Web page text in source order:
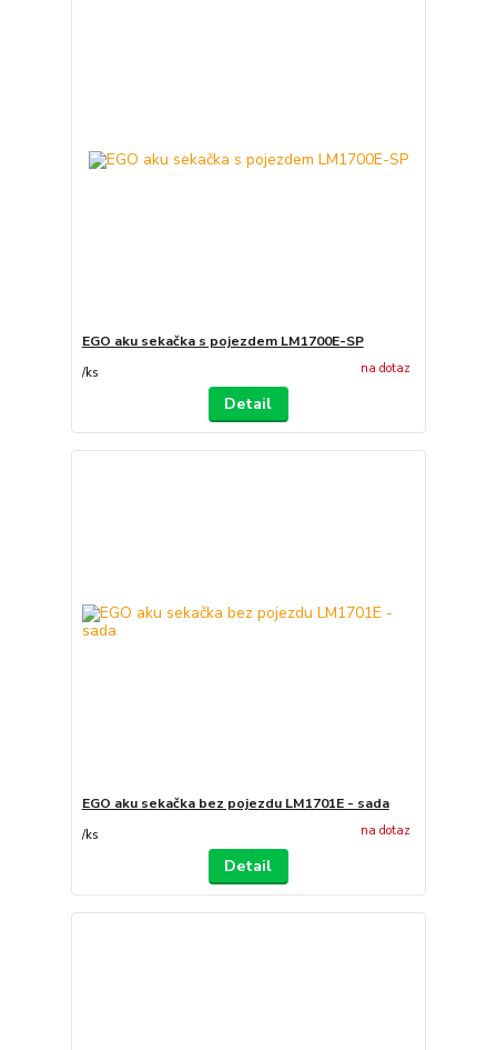
EGO aku sekačka s pojezdem LM1700E-SP
/ks na dotaz
Detail
EGO aku sekačka bez pojezdu LM1701E - sada
/ks na dotaz
Detail